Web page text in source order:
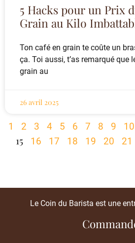
5 Hacks pour un Prix
Grain au Kilo
Ton café en grain te coûte un
ça. Toi aussi, t’as remarqué que
grain au
26 avril 2025
1 2 3 4 5 6 7 8 9 10
15 16 17 18 19 20 21
Le Coin du Barista est une